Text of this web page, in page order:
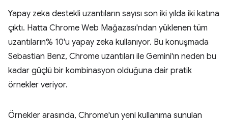
Yapay zeka destekli uzantıların sayısı son iki yılda iki katına
çıktı. Hatta Chrome Web Mağazası'ndan yüklenen tüm
uzantıların% 10'u yapay zeka kullanıyor. Bu konuşmada
Sebastian Benz, Chrome uzantıları ile Gemini'ın neden bu
kadar güçlü bir kombinasyon olduğuna dair pratik
örnekler veriyor.
Örnekler arasında, Chrome'un yeni kullanıma sunulan